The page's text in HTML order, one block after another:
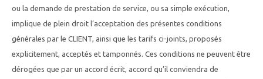
ou la demande de prestation de service, ou sa simple exécution,
implique de plein droit l’acceptation des présentes conditions
générales par le CLIENT, ainsi que les tarifs ci-joints, proposés
explicitement, acceptés et tamponnés. Ces conditions ne peuvent être
dérogées que par un accord écrit, accord qu’il conviendra de